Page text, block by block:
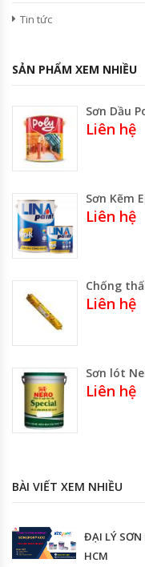
Tin tức
SẢN PHẨM XEM NHIỀU
Liên hệ
Liên hệ
Liên hệ
Sơn lót
Liên hệ
BÀI VIẾT XEM NHIỀU
ĐẠI LÝ SƠN
HCM